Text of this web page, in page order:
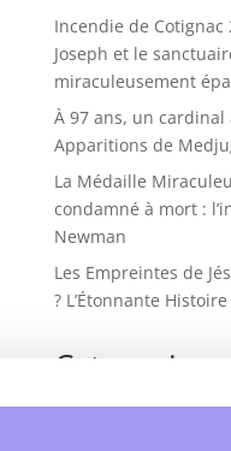
Incendie de Cotignac
Joseph et le
miraculeusement
À 97 ans, un
Apparitions de
La Médaille
condamné à mort :
Newman
Les Empreintes de
? L’Étonnante
Categories
Actualités